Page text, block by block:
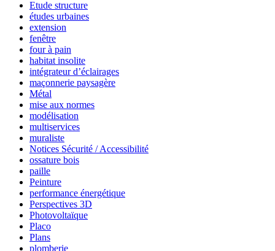
Etude structure
études urbaines
extension
fenêtre
four à pain
habitat insolite
intégrateur d’éclairages
maçonnerie paysagère
Métal
mise aux normes
modélisation
multiservices
muraliste
Notices Sécurité / Accessibilité
ossature bois
paille
Peinture
performance énergétique
Perspectives 3D
Photovoltaïque
Placo
Plans
plomberie